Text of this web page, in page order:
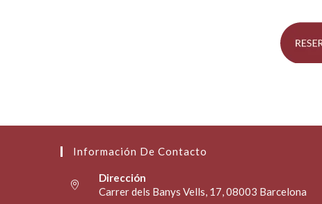
Información De Contacto
Dirección
Carrer dels Banys Vells, 17, 08003 Barcelona